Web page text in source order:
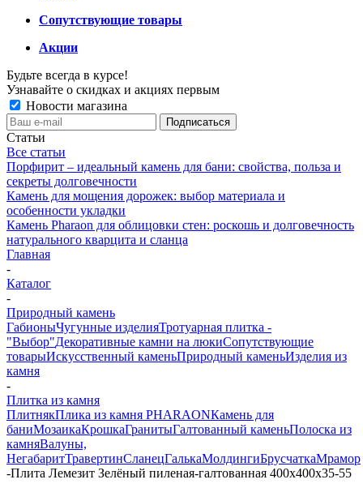
Сопутствующие товары
Акции
Будьте всегда в курсе!
Узнавайте о скидках и акциях первым
Новости магазина
Статьи
Все статьи
Порфирит – идеальный камень для бани: свойства, польза и
секреты долговечности
Камень для мощения дорожек: выбор материала и
особенности укладки
Камень Pharaon для облицовки стен: роскошь и долговечность
натурального кварцита и сланца
Главная
-
Каталог
-
Природный камень
ГабионыЧугунные изделияТротуарная плитка -
"Выбор"Декоративные камни на люкиСопутствующие
товарыИскусственный каменьПриродный каменьИзделия из
камня
-
Плитка из камня
ПлитнякПлика из камня PHARAONКамень для
баниМозаикаКрошкаГранитыГалтованный каменьПолоска из
камняВалуны,
НегабаритТравертинСланецГалькаМолдингиБрусчаткаМрамор
-Плита Лемезит Зелёный пиленая-галтованная 400х400х35-55